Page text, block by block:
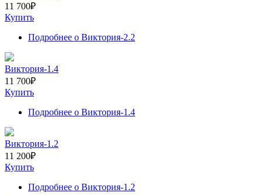
11 700₽
Купить
Подробнее о Виктория-2.2
Виктория-1.4
11 700₽
Купить
Подробнее о Виктория-1.4
Виктория-1.2
11 200₽
Купить
Подробнее о Виктория-1.2